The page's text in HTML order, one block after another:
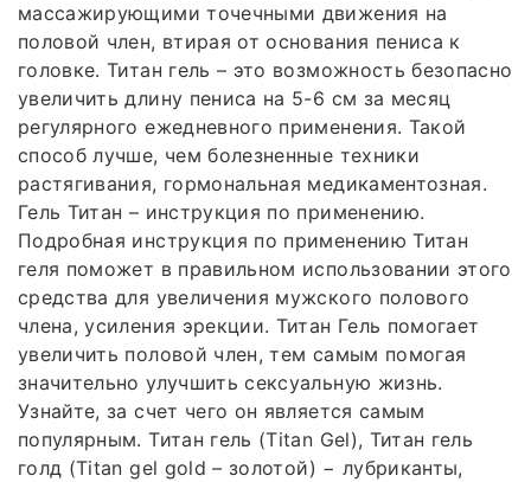
массажирующими точечными движения на
половой член, втирая от основания пениса к
головке. Титан гель – это возможность безопасно
увеличить длину пениса на 5-6 см за месяц
регулярного ежедневного применения. Такой
способ лучше, чем болезненные техники
растягивания, гормональная медикаментозная.
Гель Титан – инструкция по применению.
Подробная инструкция по применению Титан
геля поможет в правильном использовании этого
средства для увеличения мужского полового
члена, усиления эрекции. Титан Гель помогает
увеличить половой член, тем самым помогая
значительно улучшить сексуальную жизнь.
Узнайте, за счет чего он является самым
популярным. Титан гель (Titan Gel), Титан гель
голд (Titan gel gold – золотой) − лубриканты,